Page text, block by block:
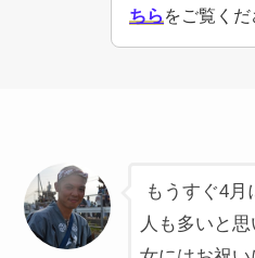
ちら をご覧くだ
もうすぐ4月
人も多いと